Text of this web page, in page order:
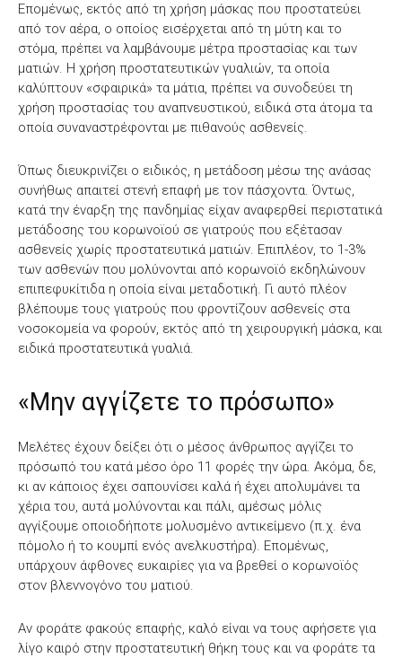
Επομένως, εκτός από τη χρήση μάσκας που προστατεύει
από τον αέρα, ο οποίος εισέρχεται από τη μύτη και το
στόμα, πρέπει να λαμβάνουμε μέτρα προστασίας και των
ματιών. Η χρήση προστατευτικών γυαλιών, τα οποία
καλύπτουν «σφαιρικά» τα μάτια, πρέπει να συνοδεύει τη
χρήση προστασίας του αναπνευστικού, ειδικά στα άτομα τα
οποία συναναστρέφονται με πιθανούς ασθενείς.
Όπως διευκρινίζει ο ειδικός, η μετάδοση μέσω της ανάσας
συνήθως απαιτεί στενή επαφή με τον πάσχοντα. Όντως,
κατά την έναρξη της πανδημίας είχαν αναφερθεί περιστατικά
μετάδοσης του κορωνοϊού σε γιατρούς που εξέτασαν
ασθενείς χωρίς προστατευτικά ματιών. Επιπλέον, το 1-3%
των ασθενών που μολύνονται από κορωνοϊό εκδηλώνουν
επιπεφυκίτιδα η οποία είναι μεταδοτική. Γι αυτό πλέον
βλέπουμε τους γιατρούς που φροντίζουν ασθενείς στα
νοσοκομεία να φορούν, εκτός από τη χειρουργική μάσκα, και
ειδικά προστατευτικά γυαλιά.
«Μην αγγίζετε το πρόσωπο»
Μελέτες έχουν δείξει ότι ο μέσος άνθρωπος αγγίζει το
πρόσωπό του κατά μέσο όρο 11 φορές την ώρα. Ακόμα, δε,
κι αν κάποιος έχει σαπουνίσει καλά ή έχει απολυμάνει τα
χέρια του, αυτά μολύνονται και πάλι, αμέσως μόλις
αγγίξουμε οποιοδήποτε μολυσμένο αντικείμενο (π.χ. ένα
πόμολο ή το κουμπί ενός ανελκυστήρα). Επομένως,
υπάρχουν άφθονες ευκαιρίες για να βρεθεί ο κορωνοϊός
στον βλεννογόνο του ματιού.
Αν φοράτε φακούς επαφής, καλό είναι να τους αφήσετε για
λίγο καιρό στην προστατευτική θήκη τους και να φοράτε τα